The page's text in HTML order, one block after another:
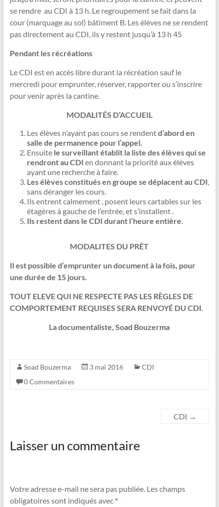
se rendre au CDI à 13 h. Le regroupement se fait dans la
cour (marquage au sol) bâtiment B. Les élèves ne se rendent
pas directement au CDI, ils y restent jusqu’à 13 h 45
Pendant lesrécréations
Le CDI est en accès libre durant la récréation sauf le
mercredi pour emprunter, réserver, rapporter ou s’inscrire
pour venir après la cantine.
MODALITÉS D’ACCUEIL
Les élèves n’ayant pas cours se rendentd’abord en
salle de permanence pour l’appel.
Ensuite le surveillantétablit la liste des élèves qui se
rendront au CDI en donnant la priorité aux élèves
ayant une recherche à faire.
Les élèves constitués en groupe se déplacent au CDI,
sans déranger les cours.
Ils entrent calmement , posent leurs cartables sur les
étagères à gauche de l’entrée, et s’installent .
Ils restent dans le CDI durant l’heure entière.
MODALITES DU PRÊT
Il est possible d’emprunter un documentà la fois, pour
une durée de 15 jours.
TOUT ELEVE QUI NE RESPECTE PAS LES RÈGLES DE
COMPORTEMENT REQUISES SERA RENVOYÉ DU CDI.
La documentaliste, Soad Bouzerma
Soad Bouzerma 3 mai 2016
CDI
0 Commentaires
CDI →
Laisser un commentaire
Votre adresse e-mail ne sera pas publiée. Les champs
obligatoires sont indiqués avec *